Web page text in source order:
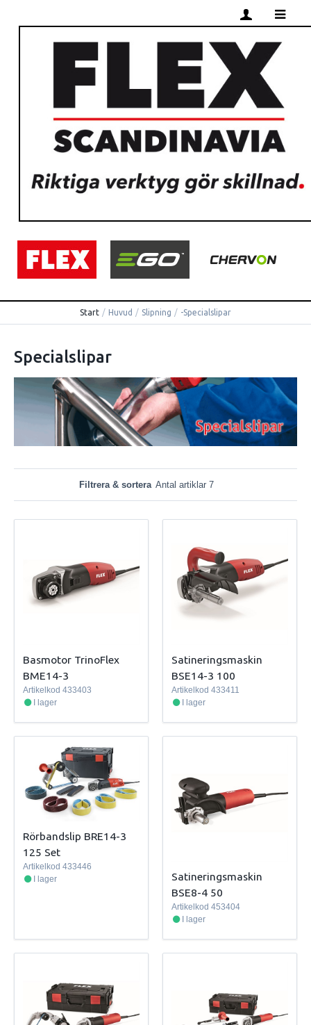
Start / Huvud / Slipning / -Specialslipar
Specialslipar
Filtrera & sortera Antal artiklar 7
Basmotor TrinoFlex
BME14-3
Artikelkod 433403
I lager
Satineringsmaskin
BSE14-3 100
Artikelkod 433411
I lager
Rörbandslip BRE14-3
125 Set
Artikelkod 433446
I lager
Satineringsmaskin
BSE8-4 50
Artikelkod 453404
I lager